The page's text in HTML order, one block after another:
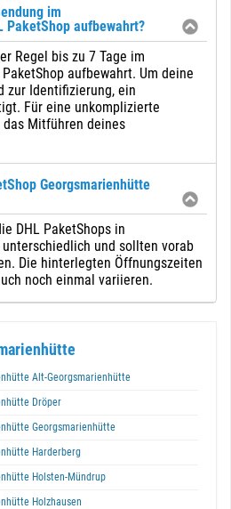
im
PaketShop aufbewahrt?
Regel bis zu 7 Tage im
aufbewahrt. Um deine
zur Identifizierung, ein
Für eine unkomplizierte
Mitführen deines
Georgsmarienhütte
DHL PaketShops in
und sollten vorab
Die hinterlegten Öffnungszeiten
noch einmal variieren.
Alt-Georgsmarienhütte
Dröper
Georgsmarienhütte
Harderberg
Holsten-Mündrup
Holzhausen